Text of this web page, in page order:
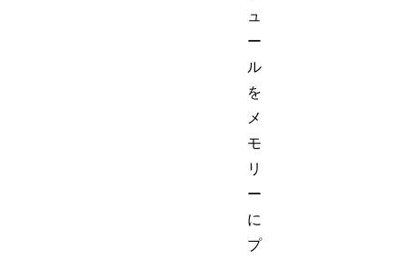
ュ
ー
ル
を
メ
モ
リ
ー
に
プ